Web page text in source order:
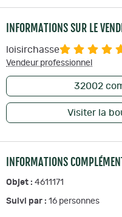
INFORMATIONS SUR LE
loisirchasse
Vendeur professionnel
32002
Visiter la
INFORMATIONS
Objet : 4611171
Suivi par : 16 personnes